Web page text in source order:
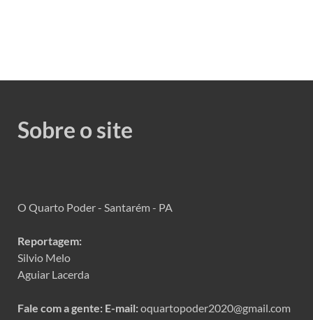
Sobre o site
O Quarto Poder - Santarém - PA
Reportagem:
Silvio Melo
Aguiar Lacerda
Fale com a gente: E-mail:oquartopoder2020@gmail.com